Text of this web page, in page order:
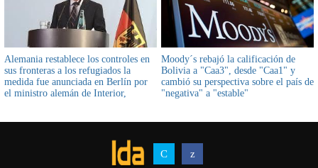
Alemania restablece los controles en
sus fronteras a los refugiados la
medida fue anunciada en Berlín por
el ministro alemán de Interior,
Moody´s rebajó la calificación de
Bolivia a "Caa3", desde "Caa1" y
cambió su perspectiva sobre el país de
"negativa" a "estable"